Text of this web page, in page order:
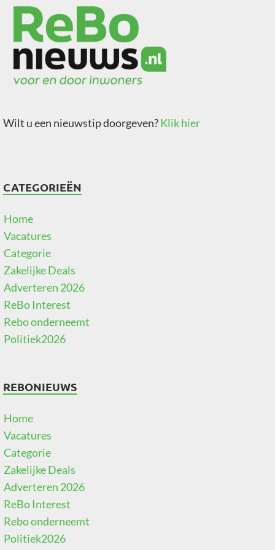
Wilt u een nieuwstip doorgeven?Klik hier
CATEGORIEËN
Home
Vacatures
Categorie
Zakelijke Deals
Adverteren 2026
ReBo Interest
Rebo onderneemt
Politiek2026
REBONIEUWS
Home
Vacatures
Categorie
Zakelijke Deals
Adverteren 2026
ReBo Interest
Rebo onderneemt
Politiek2026